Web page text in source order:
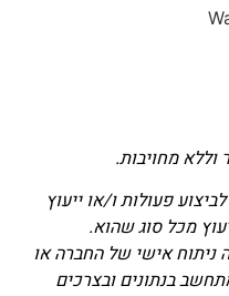
וללא מחויבות.
פעולות ו/או ייעוץ
מכל סוג שהוא.
ניתוח אישי של החברה או
בנתונים ובצרכים